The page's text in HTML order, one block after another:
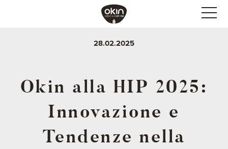
28.02.2025
Okin alla HIP 2025:
Innovazione e
Tendenze nella